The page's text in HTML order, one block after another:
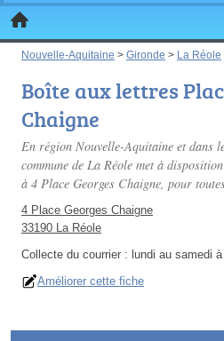
Nouvelle-Aquitaine > Gironde > La Réole
Boîte aux lettres
Chaigne
En région Nouvelle-Aquitaine et dans
commune de La Réole met à
à 4 Place Georges Chaigne, pour
4 Place Georges Chaigne
33190 La Réole
Collecte du courrier : lundi au samedi
Améliorer cette fiche